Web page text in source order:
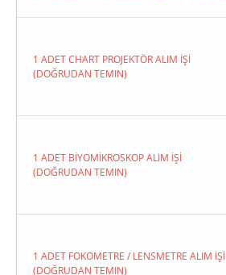
1 ADET CHART PROJEKTÖR ALIM İŞİ
(DOĞRUDAN TEMIN)
1 ADET BİYOMİKROSKOP ALIM İŞİ
(DOĞRUDAN TEMIN)
1 ADET FOKOMETRE / LENSMETRE ALIM İŞİ
(DOĞRUDAN TEMIN)